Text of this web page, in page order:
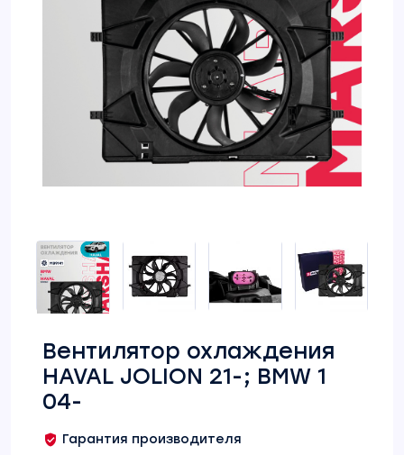
Вентилятор охлаждения
HAVAL JOLION 21-; BMW 1
04-
Гарантия производителя